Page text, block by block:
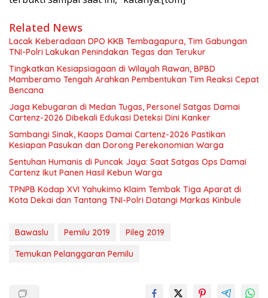
Related News
Lacak Keberadaan DPO KKB Tembagapura, Tim Gabungan
TNI-Polri Lakukan Penindakan Tegas dan Terukur
Tingkatkan Kesiapsiagaan di Wilayah Rawan, BPBD
Mamberamo Tengah Arahkan Pembentukan Tim Reaksi Cepat
Bencana
Jaga Kebugaran di Medan Tugas, Personel Satgas Damai
Cartenz-2026 Dibekali Edukasi Deteksi Dini Kanker
Sambangi Sinak, Kaops Damai Cartenz-2026 Pastikan
Kesiapan Pasukan dan Dorong Perekonomian Warga
Sentuhan Humanis di Puncak Jaya: Saat Satgas Ops Damai
Cartenz Ikut Panen Hasil Kebun Warga
TPNPB Kodap XVI Yahukimo Klaim Tembak Tiga Aparat di
Kota Dekai dan Tantang TNI-Polri Datangi Markas Kinbule
Bawaslu Pemilu 2019
Pileg 2019
Temukan Pelanggaran Pemilu